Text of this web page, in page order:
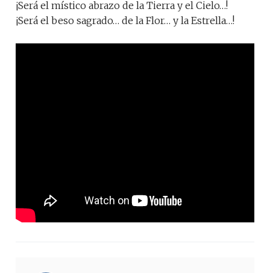
¡Será el místico abrazo de la Tierra y el Cielo…!
¡Será el beso sagrado… de la Flor… y la Estrella…!